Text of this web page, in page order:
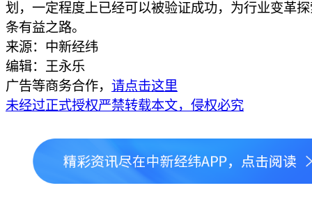
划，一定程度上已经可以被验证成功，为行业变革
条有益之路。
来源：中新经纬
编辑：王永乐
广告等商务合作， 请点击这里
未经过正式授权严禁转载本文，侵权必究